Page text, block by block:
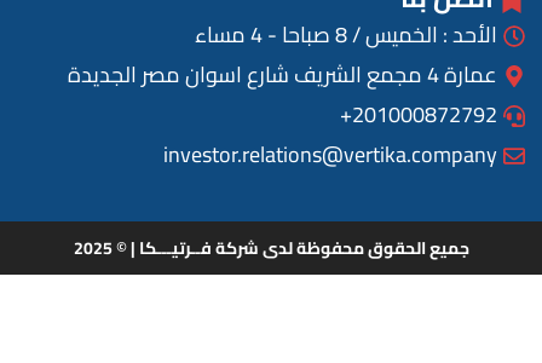
الأحد : الخميس / 8 صباحا - 4 مساء
عمارة 4 مجمع الشريف شارع اسوان مصر الجديدة
201000872792+
investor.relations@vertika.company
جميع الحقوق محفوظة لدى شركة فــرتيـــكا | © 2025